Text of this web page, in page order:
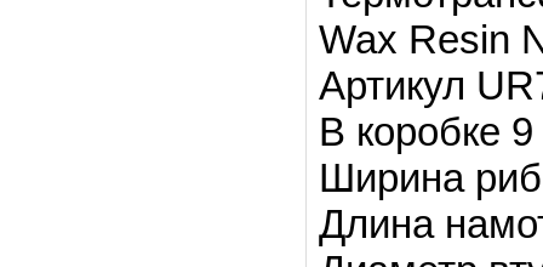
Wax Resin
Артикул
В коробке
Ширина
Длина